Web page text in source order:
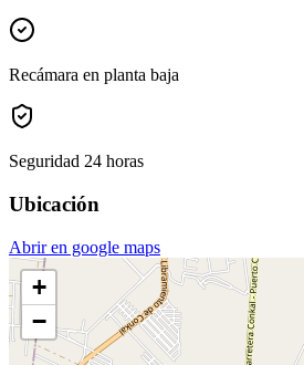
Recámara en planta baja
Seguridad 24 horas
Ubicación
Abrir en google maps
+
−